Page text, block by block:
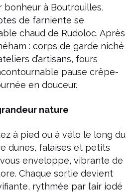
à Boutrouilles,
de farniente se
chaud de Rudoloc. Après
: corps de garde niché
d’artisans, fours
pause crêpe-
en douceur.
nature
à pied ou à vélo le long du
dunes, falaises et petits
enveloppe, vibrante de
Chaque sortie devient
rythmée par l’air iodé